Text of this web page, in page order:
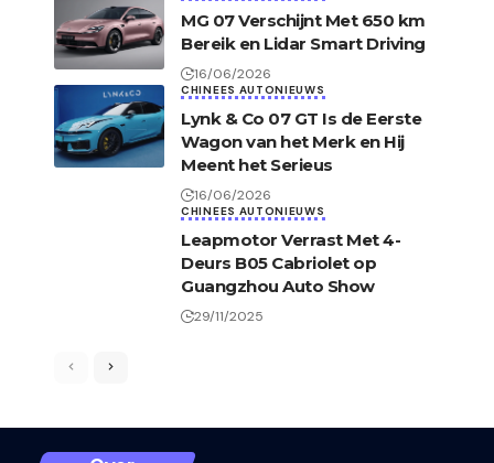
MG 07 Verschijnt Met 650 km
Bereik en Lidar Smart Driving
16/06/2026
CHINEES AUTONIEUWS
Lynk & Co 07 GT Is de Eerste
Wagon van het Merk en Hij
Meent het Serieus
16/06/2026
CHINEES AUTONIEUWS
Leapmotor Verrast Met 4-
Deurs B05 Cabriolet op
Guangzhou Auto Show
29/11/2025